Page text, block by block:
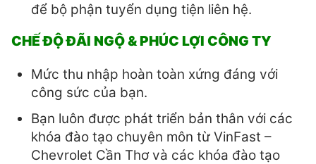
để bộ phận tuyển dụng tiện liên hệ.
CHẾ ĐỘ ĐÃI NGỘ & PHÚC LỢI CÔNG TY
Mức thu nhập hoàn toàn xứng đáng với
công sức của bạn.
Bạn luôn được phát triển bản thân với các
khóa đào tạo chuyên môn từ VinFast –
Chevrolet Cần Thơ và các khóa đào tạo